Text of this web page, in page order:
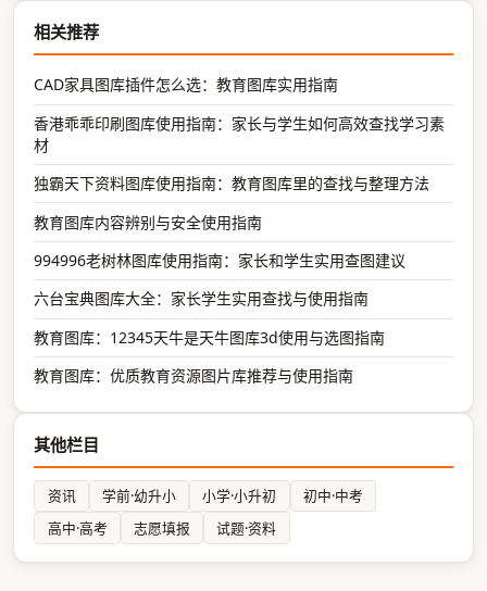
相关推荐
CAD家具图库插件怎么选：教育图库实用指南
香港乖乖印刷图库使用指南：家长与学生如何高效查找学习素
材
独霸天下资料图库使用指南：教育图库里的查找与整理方法
教育图库内容辨别与安全使用指南
994996老树林图库使用指南：家长和学生实用查图建议
六台宝典图库大全：家长学生实用查找与使用指南
教育图库：12345天牛是天牛图库3d使用与选图指南
教育图库：优质教育资源图片库推荐与使用指南
其他栏目
资讯 学前·幼升小 小学·小升初
初中·中考
高中·高考
志愿填报 试题·资料